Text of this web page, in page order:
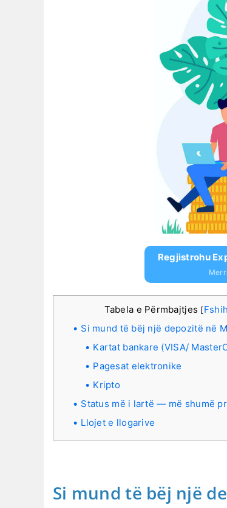
Regjistrohu
Tabela e Përmbajtjes [
Si mund të bëj një depozitë në
Kartat bankare (VISA/
Pagesat elektronike
Kripto
Status më i lartë — më shumë
Llojet e llogarive
Si mund të bëj një